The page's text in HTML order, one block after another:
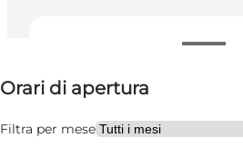
Visualizza orari di apertura
Orari di apertura
Filtra per mese
32 rooms
Visita il sito web